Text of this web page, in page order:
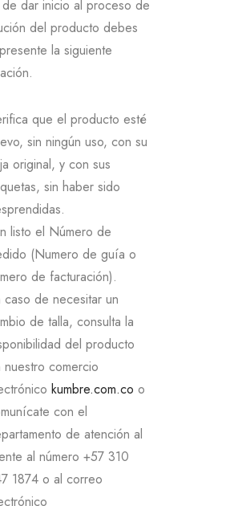
dar inicio al proceso de
del producto debes
la siguiente
que el producto esté
sin ningún uso, con su
original, y con sus
sin haber sido
listo el Número de
(Numero de guía o
de facturación).
caso de necesitar un
de talla, consulta la
del producto
nuestro comercio
kumbre.com.co o
con el
de atención al
al número +57 310
1874 o al correo